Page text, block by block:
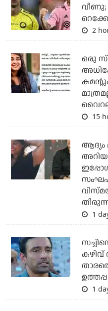
വീണു;
2
ഒരു
15
ആദ്യം
1
ഉത്തപ്പ
1